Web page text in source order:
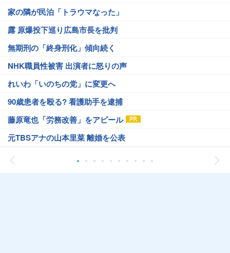
家の隣が民泊「トラウマなった」
露 原爆投下巡り広島市長を批判
無期刑の「終身刑化」傾向続く
NHK職員性被害 出演者に怒りの声
れいわ「いのちの党」に変更へ
90歳患者を殴る? 看護助手を逮捕
藤原竜也「労務改善」をアピール
元TBSアナの山本里菜 離婚を公表